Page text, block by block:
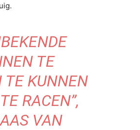
TE
TE KUNNEN
RACEN”,
VAN